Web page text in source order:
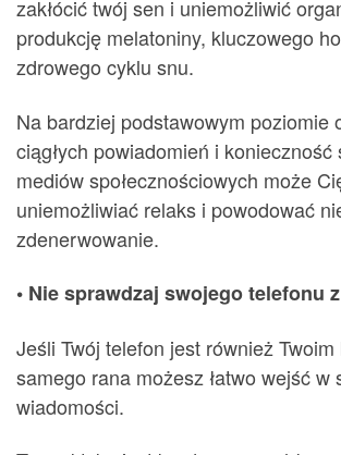
zakłócić twój sen i uniemożliwić
produkcję melatoniny, kluczowego
zdrowego cyklu snu.
Na bardziej podstawowym poziomie
ciągłych powiadomień i
mediów społecznościowych może
uniemożliwiać relaks i powodować
zdenerwowanie.
• Nie sprawdzaj swojego telefonu
Jeśli Twój telefon jest również
samego rana możesz łatwo wejść w
wiadomości.